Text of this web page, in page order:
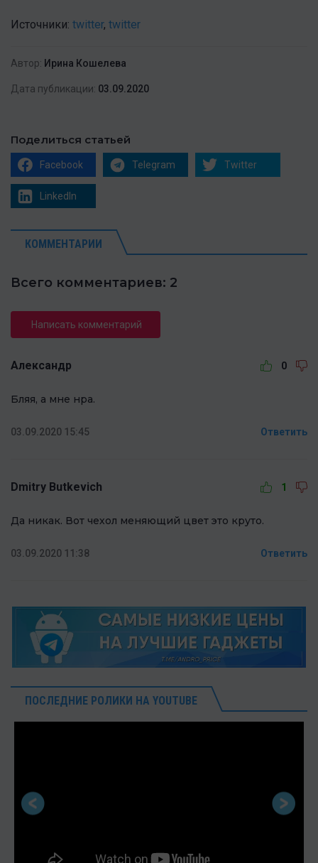
Источники: twitter, twitter
Автор: Ирина Кошелева
Дата публикации: 03.09.2020
Поделиться статьей
Facebook Telegram Twitter
LinkedIn
КОММЕНТАРИИ
Всего комментариев: 2
Написать комментарий
Александр 0
Бляя, а мне нра.
03.09.2020 15:45 Ответить
Dmitry Butkevich 1
Да никак. Вот чехол меняющий цвет это круто.
03.09.2020 11:38 Ответить
ПОСЛЕДНИЕ РОЛИКИ НА YOUTUBE